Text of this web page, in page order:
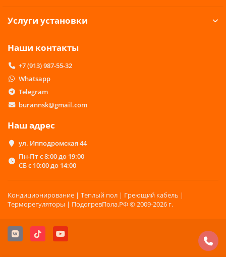
Услуги установки
Наши контакты
+7 (913) 987-55-32
Whatsapp
Telegram
burannsk@gmail.com
Наш адрес
ул. Ипподромская 44
Пн-Пт с 8:00 до 19:00
СБ с 10:00 до 14:00
Кондиционирование | Теплый пол | Греющий кабель |
Терморегуляторы | ПодогревПола.РФ © 2009-2026 г.